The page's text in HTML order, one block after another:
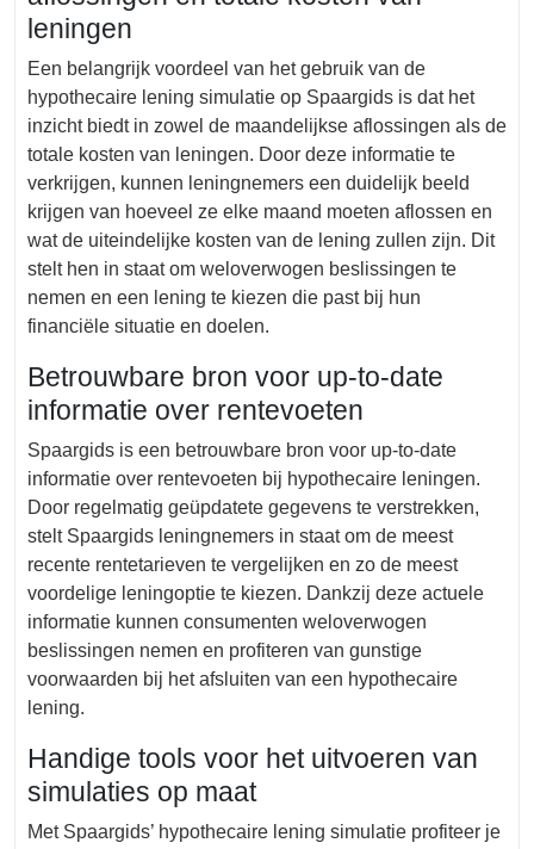
leningen
Een belangrijk voordeel van het gebruik van de
hypothecaire lening simulatie op Spaargids is dat het
inzicht biedt in zowel de maandelijkse aflossingen als de
totale kosten van leningen. Door deze informatie te
verkrijgen, kunnen leningnemers een duidelijk beeld
krijgen van hoeveel ze elke maand moeten aflossen en
wat de uiteindelijke kosten van de lening zullen zijn. Dit
stelt hen in staat om weloverwogen beslissingen te
nemen en een lening te kiezen die past bij hun
financiële situatie en doelen.
Betrouwbare bron voor up-to-date
informatie over rentevoeten
Spaargids is een betrouwbare bron voor up-to-date
informatie over rentevoeten bij hypothecaire leningen.
Door regelmatig geüpdatete gegevens te verstrekken,
stelt Spaargids leningnemers in staat om de meest
recente rentetarieven te vergelijken en zo de meest
voordelige leningoptie te kiezen. Dankzij deze actuele
informatie kunnen consumenten weloverwogen
beslissingen nemen en profiteren van gunstige
voorwaarden bij het afsluiten van een hypothecaire
lening.
Handige tools voor het uitvoeren van
simulaties op maat
Met Spaargids’ hypothecaire lening simulatie profiteer je